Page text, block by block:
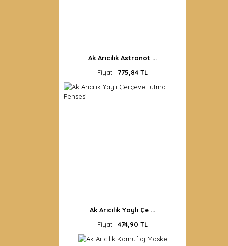
Ak Arıcılık Astronot ...
Fiyat : 775,84 TL
Ak Arıcılık Yaylı Çe ...
Fiyat : 474,90 TL